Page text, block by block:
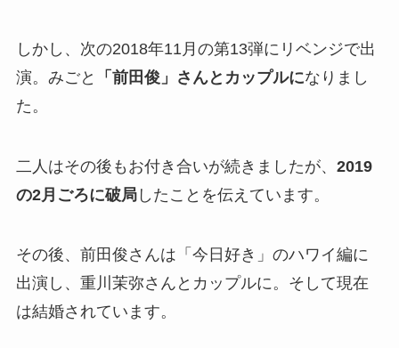
しかし、次の2018年11月の第13弾にリベンジで出
演。みごと
「前田俊」さんとカップルになりまし
た。
二人はその後もお付き合いが続きましたが、 2019
の2月ごろに破局したことを伝えています。
その後、前田俊さんは「今日好き」のハワイ編に
出演し、重川茉弥さんとカップルに。そして現在
は結婚されています。